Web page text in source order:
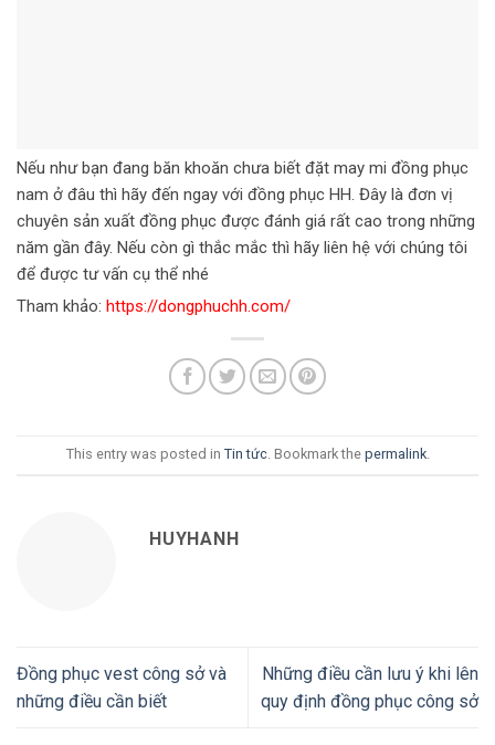
Nếu như bạn đang băn khoăn chưa biết đặt may mi đồng phục
nam ở đâu thì hãy đến ngay với đồng phục HH. Đây là đơn vị
chuyên sản xuất đồng phục được đánh giá rất cao trong những
năm gần đây. Nếu còn gì thắc mắc thì hãy liên hệ với chúng tôi
để được tư vấn cụ thể nhé
Tham khảo: https://dongphuchh.com/
This entry was posted in Tin tức. Bookmark the permalink.
HUYHANH
Đồng phục vest công sở và
những điều cần biết
Những điều cần lưu ý khi lên
quy định đồng phục công sở